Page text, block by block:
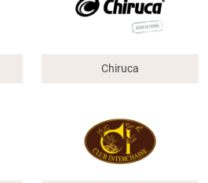
Chiruca